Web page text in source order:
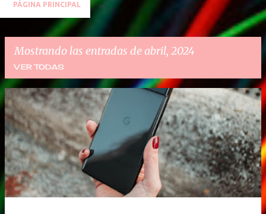
PÁGINA PRINCIPAL
Mostrando las entradas de abril, 2024
VER TODAS
E
n
t
r
a
d